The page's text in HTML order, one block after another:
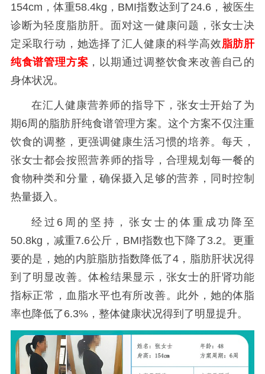
154cm，体重58.4kg，BMI指数达到了24.6，被医生
诊断为轻度脂肪肝。面对这一健康问题，张女士决
定采取行动，她选择了汇人健康的科学高效 脂肪肝
纯食谱管理方案 ，以期通过调整饮食来改善自己的
身体状况。
在汇人健康营养师的指导下，张女士开始了为
期6周的脂肪肝纯食谱管理方案。这个方案不仅注重
饮食的调整，更强调健康生活习惯的培养。每天，
张女士都会按照营养师的指导，合理规划每一餐的
食物种类和分量，确保摄入足够的营养，同时控制
热量摄入。
经过6周的坚持，张女士的体重成功降至
50.8kg，减重7.6公斤，BMI指数也下降了3.2。更重
要的是，她的内脏脂肪指数降低了4，脂肪肝状况得
到了明显改善。体检结果显示，张女士的肝肾功能
指标正常，血脂水平也有所改善。此外，她的体脂
率也降低了6.3%，整体健康状况得到了明显提升。